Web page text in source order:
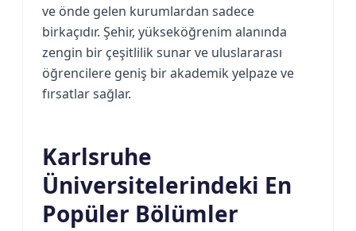
ve önde gelen kurumlardan sadece
birkaçıdır. Şehir, yükseköğrenim alanında
zengin bir çeşitlilik sunar ve uluslararası
öğrencilere geniş bir akademik yelpaze ve
fırsatlar sağlar.
Karlsruhe
Üniversitelerindeki En
Popüler Bölümler